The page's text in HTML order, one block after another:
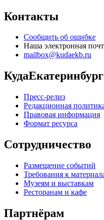
Контакты
Сообщить об ошибке
Наша электронная
mailbox@kudaekb.ru
КудаЕкатеринбург
Пресс-релиз
Редакционная
Правовая информация
Формат ресурса
Сотрудничество
Размещение событий
Требования к
Музеям и выставкам
Ресторанам и кафе
Партнёрам